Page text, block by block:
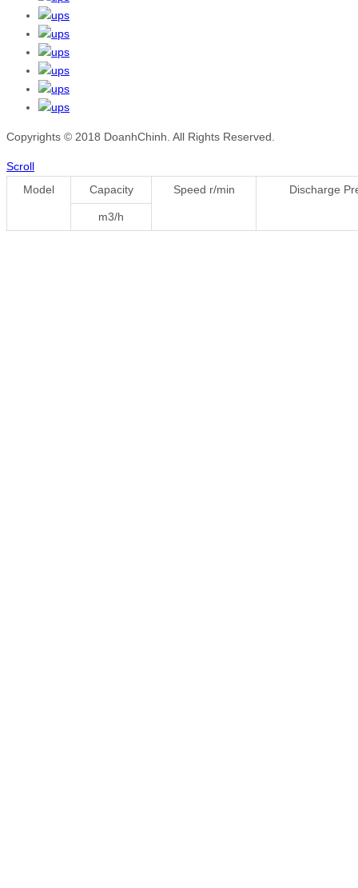
Copyrights © 2018 DoanhChinh. All Rights Reserved.
Scroll
Model
Capacity Speed r/min Discharge
m3/h